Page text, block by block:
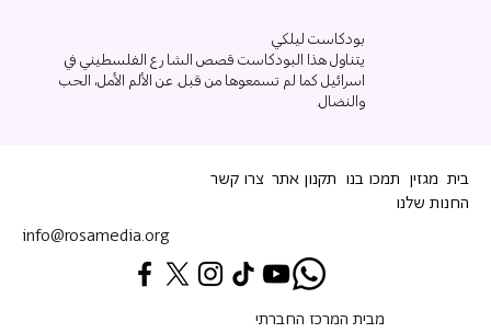
بودكاست ليلكي
يتناول هذا البودكاست قصص الشارع الفلسطيني في
اسرائيل كما لم تسمعوها من قبل. عن الألم الأمل، الحب
والنضال.
info@rosamedia.org
בית מגזין תמכו בנו תקנון אתר צרו קשר
החנות שלנו
מבית המרכז החברתי